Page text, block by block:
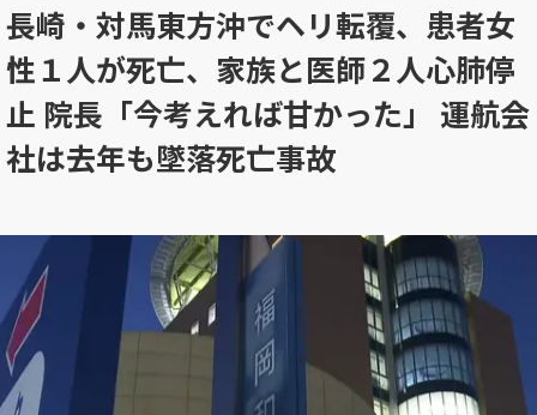
長崎・対馬東方沖でヘリ転覆、患者女
性１人が死亡、家族と医師２人心肺停
止 院長「今考えれば甘かった」 運航会
社は去年も墜落死亡事故